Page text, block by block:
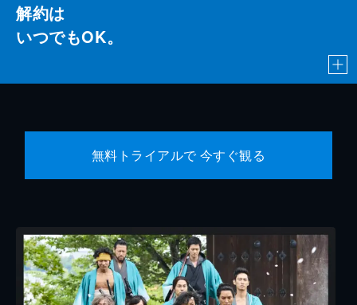
解約は
いつでもOK。
無料トライアルで 今すぐ観る